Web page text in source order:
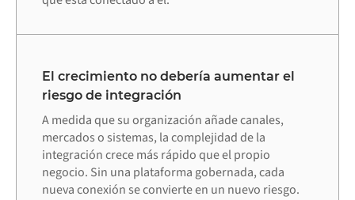
El crecimiento no debería aumentar el
riesgo de integración
A medida que su organización añade canales,
mercados o sistemas, la complejidad de la
integración crece más rápido que el propio
negocio. Sin una plataforma gobernada, cada
nueva conexión se convierte en un nuevo riesgo.